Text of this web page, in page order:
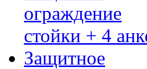
ограждение
стойки + 4
Защитное